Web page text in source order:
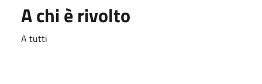
A chi è rivolto
A tutti